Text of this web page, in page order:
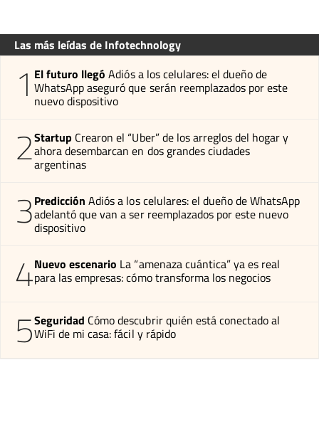
Las más leídas de Infotechnology
1 El futuro llegó Adiós a los celulares: el dueño de
WhatsApp aseguró que serán reemplazados por este
nuevo dispositivo
2Startup Crearon el “Uber” de los arreglos del hogar y
ahora desembarcan en dos grandes ciudades
argentinas
3Predicción Adiós a los celulares: el dueño de WhatsApp
adelantó que van a ser reemplazados por este nuevo
dispositivo
4Nuevo escenario La “amenaza cuántica” ya es real
para las empresas: cómo transforma los negocios
5Seguridad Cómo descubrir quién está conectado al
WiFi de mi casa: fácil y rápido